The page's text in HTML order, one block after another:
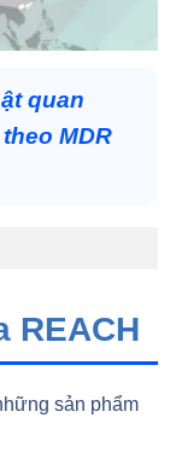
quan
MDR
REACH
sản phẩm